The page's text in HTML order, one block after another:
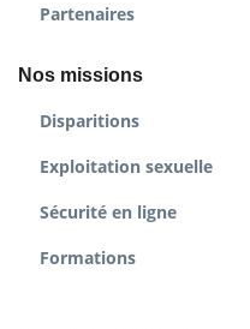
Partenaires
Nos missions
Disparitions
Exploitation sexuelle
Sécurité en ligne
Formations